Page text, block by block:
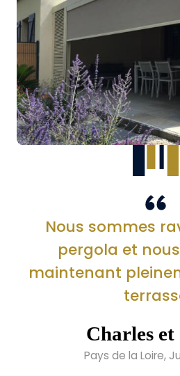
Nous sommes
pergola et
maintenant
Charles
Pays de la Loire,